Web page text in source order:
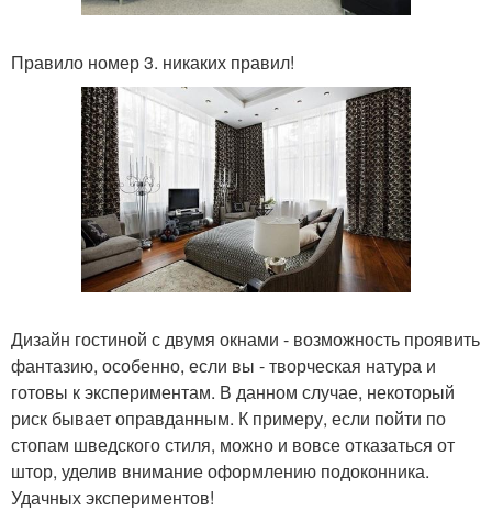
Правило номер 3. никаких правил!
Дизайн гостиной с двумя окнами - возможность проявить
фантазию, особенно, если вы - творческая натура и
готовы к экспериментам. В данном случае, некоторый
риск бывает оправданным. К примеру, если пойти по
стопам шведского стиля, можно и вовсе отказаться от
штор, уделив внимание оформлению подоконника.
Удачных экспериментов!